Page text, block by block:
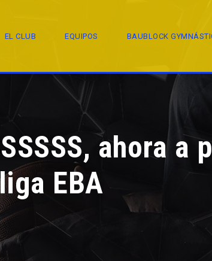
EL CLUB EQUIPOS BAUBLOCK
ahora a
EBA